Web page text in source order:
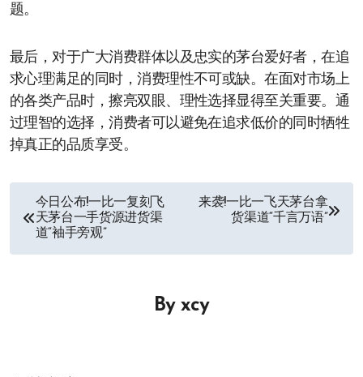
题。
最后，对于广大消费群体以及忠实的茅台爱好者，在追
求心理满足的同时，消费理性不可或缺。在面对市场上
的各类产品时，擦亮双眼、理性选择显得至关重要。通
过理智的选择，消费者可以避免在追求低价的同时牺牲
掉真正的品质享受。
今日公布!一比一复刻飞
天茅台一手货源进货渠
道“袖手旁观”
来袭!一比一飞天茅台拿
货渠道“千言万语”
By xcy